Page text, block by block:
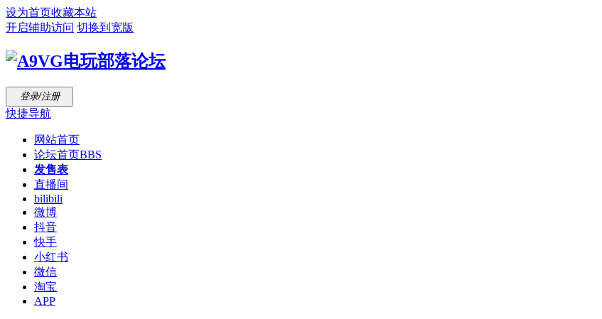
设为首页收藏本站
开启辅助访问 切换到宽版
登录/注册
快捷导航
网站首页
论坛首页BBS
发售表
直播间
bilibili
微博
抖音
快手
小红书
微信
淘宝
APP